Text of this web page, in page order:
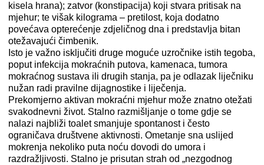
kisela hrana); zatvor (konstipacija) koji stvara pritisak na
mjehur; te višak kilograma – pretilost, koja dodatno
povećava opterećenje zdjeličnog dna i predstavlja bitan
otežavajući čimbenik.
Isto je važno isključiti druge moguće uzročnike istih tegoba,
poput infekcija mokraćnih putova, kamenaca, tumora
mokraćnog sustava ili drugih stanja, pa je odlazak liječniku
nužan radi pravilne dijagnostike i liječenja.
Prekomjerno aktivan mokraćni mjehur može znatno otežati
svakodnevni život. Stalno razmišljanje o tome gdje se
nalazi najbliži toalet smanjuje spontanost i često
ograničava društvene aktivnosti. Ometanje sna uslijed
mokrenja nekoliko puta noću dovodi do umora i
razdražljivosti. Stalno je prisutan strah od „nezgodnog